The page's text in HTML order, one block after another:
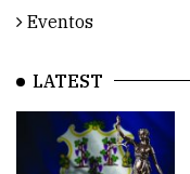
Eventos
LATEST